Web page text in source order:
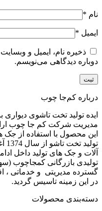
نام *
ایمیل *
ذخیره نام، ایمیل و
دوباره دیدگاهی می‌نویسم.
درباره کم‌جا چوب
ایده تولید تخت تاشوی دیواری
این محصول با استفاده از جک
تولیدی بازرگانی کمجاچوب
گسترده مدیریتی و خدماتی ،
در این زمینه تاسیس گردید.
دسته‌بندی محصولات